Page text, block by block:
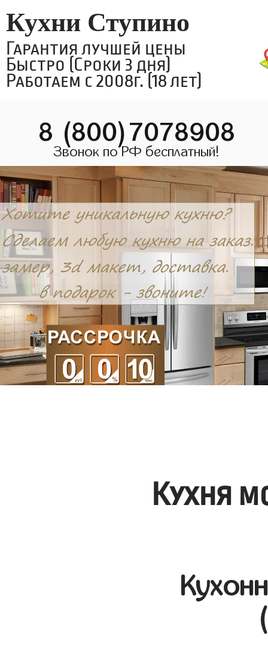
Кухни Ступино
Гарантия лучшей цены
Быстро (Сроки 3 дня)
Работаем с 2008г. (18 лет)
8 (800)7078908
Звонок по РФ бесплатный!
Кухня